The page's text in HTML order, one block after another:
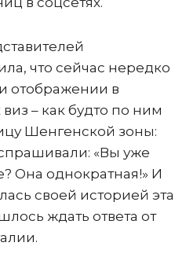
что сейчас нередко
отображении в
– как будто по ним
Шенгенской зоны:
«Вы уже
Она однократная!» И
своей историей эта
ждать ответа от